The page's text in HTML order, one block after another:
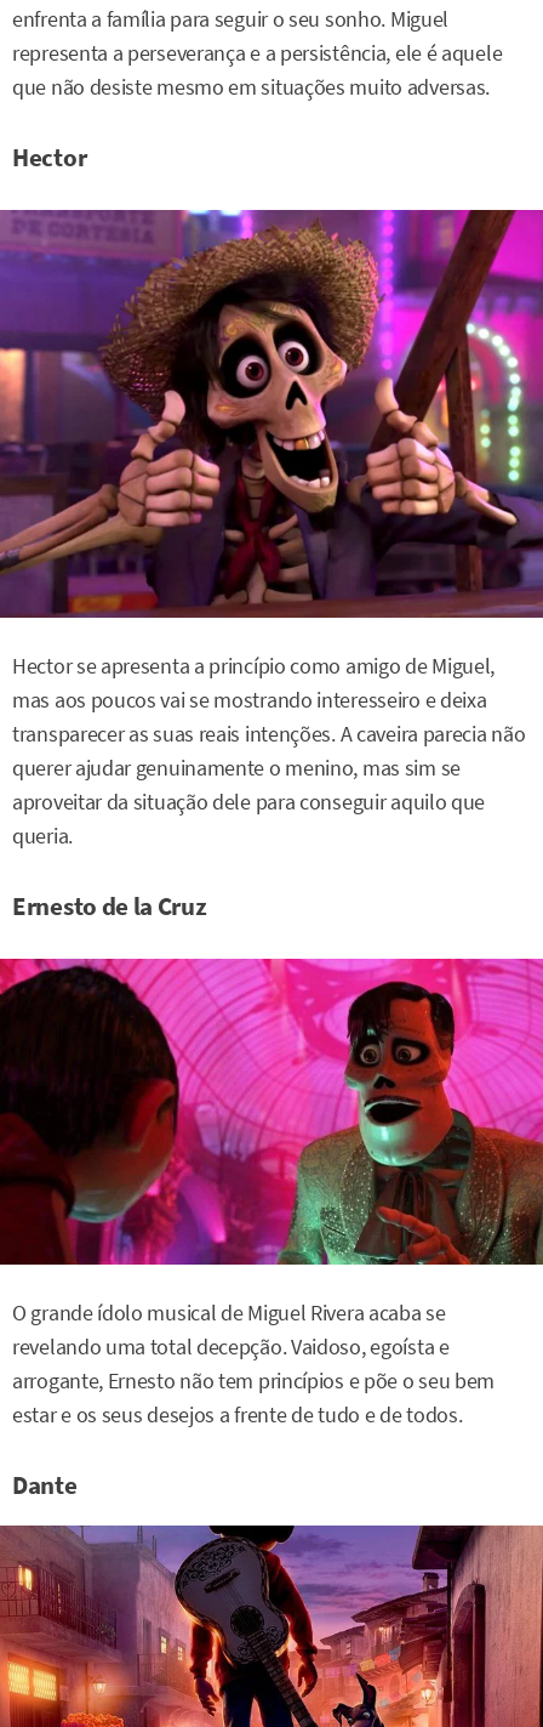
enfrenta a família para seguir o seu sonho. Miguel
representa a perseverança e a persistência, ele é aquele
que não desiste mesmo em situações muito adversas.
Hector
Hector se apresenta a princípio como amigo de Miguel,
mas aos poucos vai se mostrando interesseiro e deixa
transparecer as suas reais intenções. A caveira parecia não
querer ajudar genuinamente o menino, mas sim se
aproveitar da situação dele para conseguir aquilo que
queria.
Ernesto de la Cruz
O grande ídolo musical de Miguel Rivera acaba se
revelando uma total decepção. Vaidoso, egoísta e
arrogante, Ernesto não tem princípios e põe o seu bem
estar e os seus desejos a frente de tudo e de todos.
Dante